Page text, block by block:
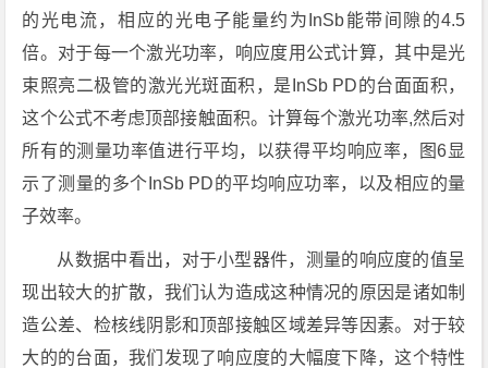
的光电流，相应的光电子能量约为InSb能带间隙的4.5
倍。对于每一个激光功率，响应度用公式计算，其中是光
束照亮二极管的激光光斑面积，是InSb PD的台面面积，
这个公式不考虑顶部接触面积。计算每个激光功率,然后对
所有的测量功率值进行平均，以获得平均响应率，图6显
示了测量的多个InSb PD的平均响应功率，以及相应的量
子效率。
从数据中看出，对于小型器件，测量的响应度的值呈
现出较大的扩散，我们认为造成这种情况的原因是诸如制
造公差、检核线阴影和顶部接触区域差异等因素。对于较
大的的台面，我们发现了响应度的大幅度下降，这个特性